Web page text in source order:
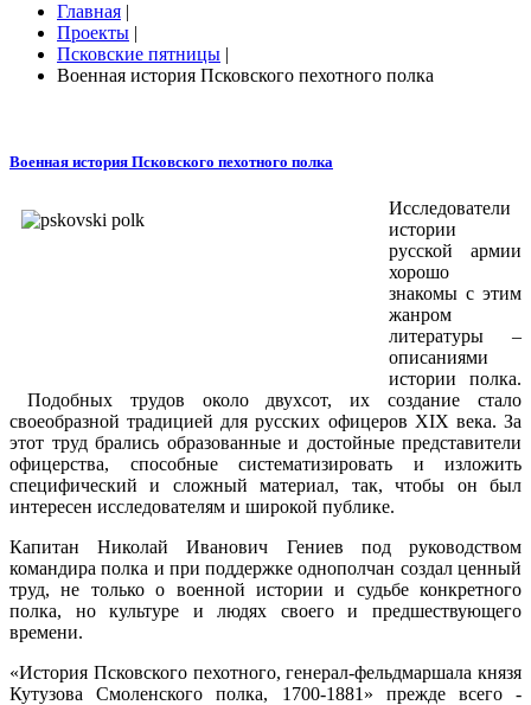
Главная |
Проекты |
Псковские пятницы |
Военная история Псковского пехотного полка
Военная история Псковского пехотного полка
Исследователи
истории
русской армии
хорошо
знакомы с этим
жанром
литературы –
описаниями
истории полка.
Подобных трудов около двухсот, их создание стало
своеобразной традицией для русских офицеров XIX века. За
этот труд брались образованные и достойные представители
офицерства, способные систематизировать и изложить
специфический и сложный материал, так, чтобы он был
интересен исследователям и широкой публике.
Капитан Николай Иванович Гениев под руководством
командира полка и при поддержке однополчан создал ценный
труд, не только о военной истории и судьбе конкретного
полка, но культуре и людях своего и предшествующего
времени.
«История Псковского пехотного, генерал-фельдмаршала князя
Кутузова Смоленского полка, 1700-1881» прежде всего -